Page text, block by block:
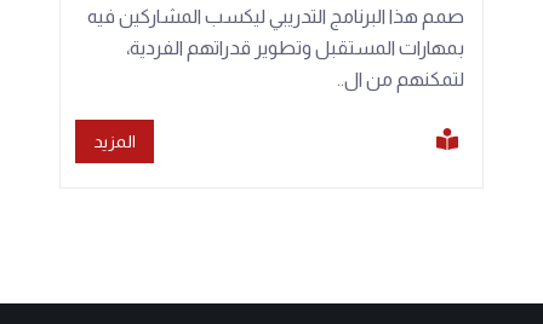
صمم هذا البرنامج التدريبي ليكسب المشاركين فيه
بمهارات المستقبل وتطوير قدراتهم الفردية،
لتمكنهم من ال..
المزيد